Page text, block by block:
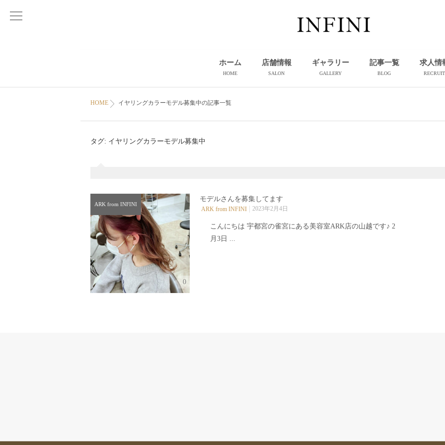
ホーム
HOME
店舗情報
SALON
ギャラリー
GALLERY
記事一覧
BLOG
求人情
RECRUIT
HOME イヤリングカラーモデル募集中の記事一覧
タグ: イヤリングカラーモデル募集中
ARK from INFINI
0
モデルさんを募集してます
ARK from INFINI 2023年2月4日
こんにちは 宇都宮の雀宮にある美容室ARK店の山越です♪ 2
月3日 ...